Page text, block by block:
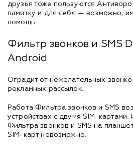
друзья тоже пользуются
памятку и для себя — возможно,
помощь.
Фильтр звонков и SMS
Android
Оградит от нежелательных
рекламных рассылок.
Работа Фильтра звонков и SMS
устройствах с двумя SIM-картами.
Фильтра звонков и SMS на
SIM-карт невозможно.